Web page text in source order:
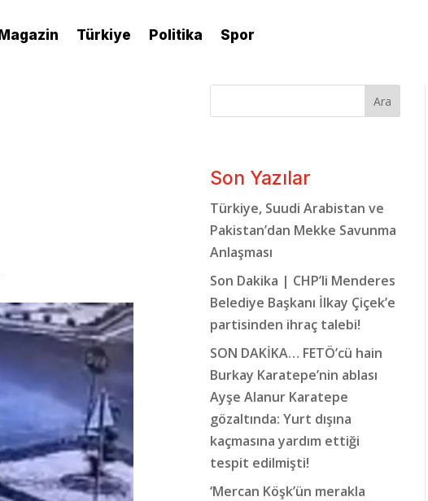
Magazin Türkiye Politika Spor
Ara
Son Yazılar
Türkiye, Suudi Arabistan ve
Pakistan’dan Mekke Savunma
Anlaşması
Son Dakika | CHP’li Menderes
Belediye Başkanı İlkay Çiçek’e
partisinden ihraç talebi!
SON DAKİKA… FETÖ’cü hain
Burkay Karatepe’nin ablası
Ayşe Alanur Karatepe
gözaltında: Yurt dışına
kaçmasına yardım ettiği
tespit edilmişti!
‘Mercan Köşk’ün merakla